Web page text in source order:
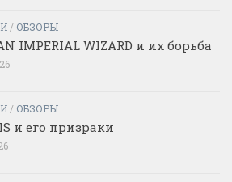
/ ОБЗОРЫ
IMPERIAL WIZARD и их борьба
/ ОБЗОРЫ
и его призраки